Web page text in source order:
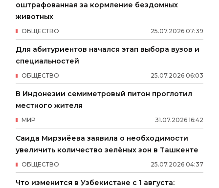
оштрафованная за кормление бездомных
животных
25.07.2026 07:39
ОБЩЕСТВО
Для абитуриентов начался этап выбора вузов и
специальностей
25.07.2026 06:03
ОБЩЕСТВО
В Индонезии семиметровый питон проглотил
местного жителя
31.07.2026 16:42
МИР
Саида Мирзиёева заявила о необходимости
увеличить количество зелёных зон в Ташкенте
25.07.2026 04:37
ОБЩЕСТВО
Что изменится в Узбекистане с 1 августа: